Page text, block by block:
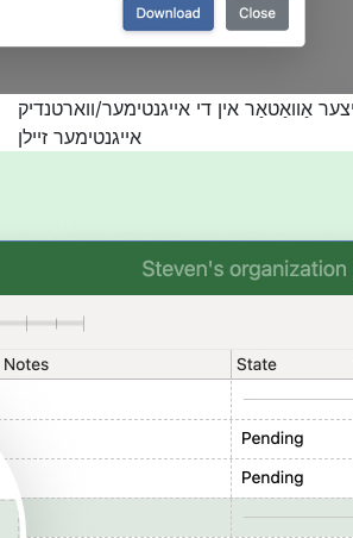
אַוואַטאַר אין די אייגנטימער/ווארטנדיק
אייגנטימער זיילן